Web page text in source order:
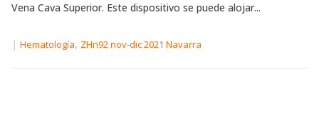
Vena Cava Superior. Este dispositivo se puede alojar...
| Hematología, ZHn92 nov-dic 2021 Navarra